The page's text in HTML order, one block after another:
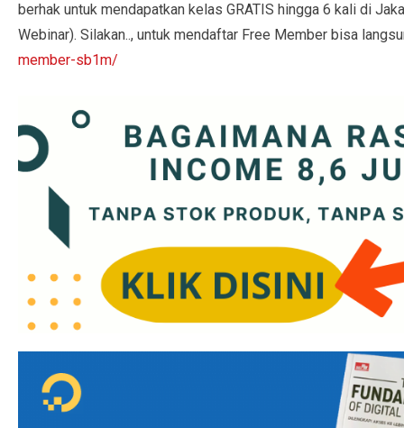
berhak untuk mendapatkan kelas GRATIS hingga 6 kali di
Webinar). Silakan.., untuk mendaftar Free Member bisa
member-sb1m/